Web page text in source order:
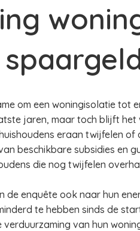
om een woningisolatie tot
jaren, maar toch blijft
eraan twijfelen
beschikbare subsidies en
die nog twijfelen
de enquête ook naar hun
te hebben sinds de
van hun